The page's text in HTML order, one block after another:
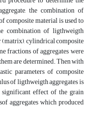
the combination of
composite material is used to
combination of ligthweigth
(matrix), cylindrical composite
fractions of aggregates were
are determined. Then with
parameters of composite
of ligthweigth aggregates is
significant effect of the grain
aggregates which produced